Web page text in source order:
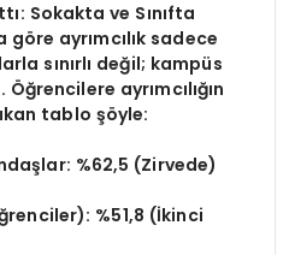
Sokakta ve Sınıfta
göre ayrımcılık sadece
sınırlı değil; kampüs
ayrımcılığın
tablo şöyle:
%62,5 (Zirvede)
%51,8 (İkinci